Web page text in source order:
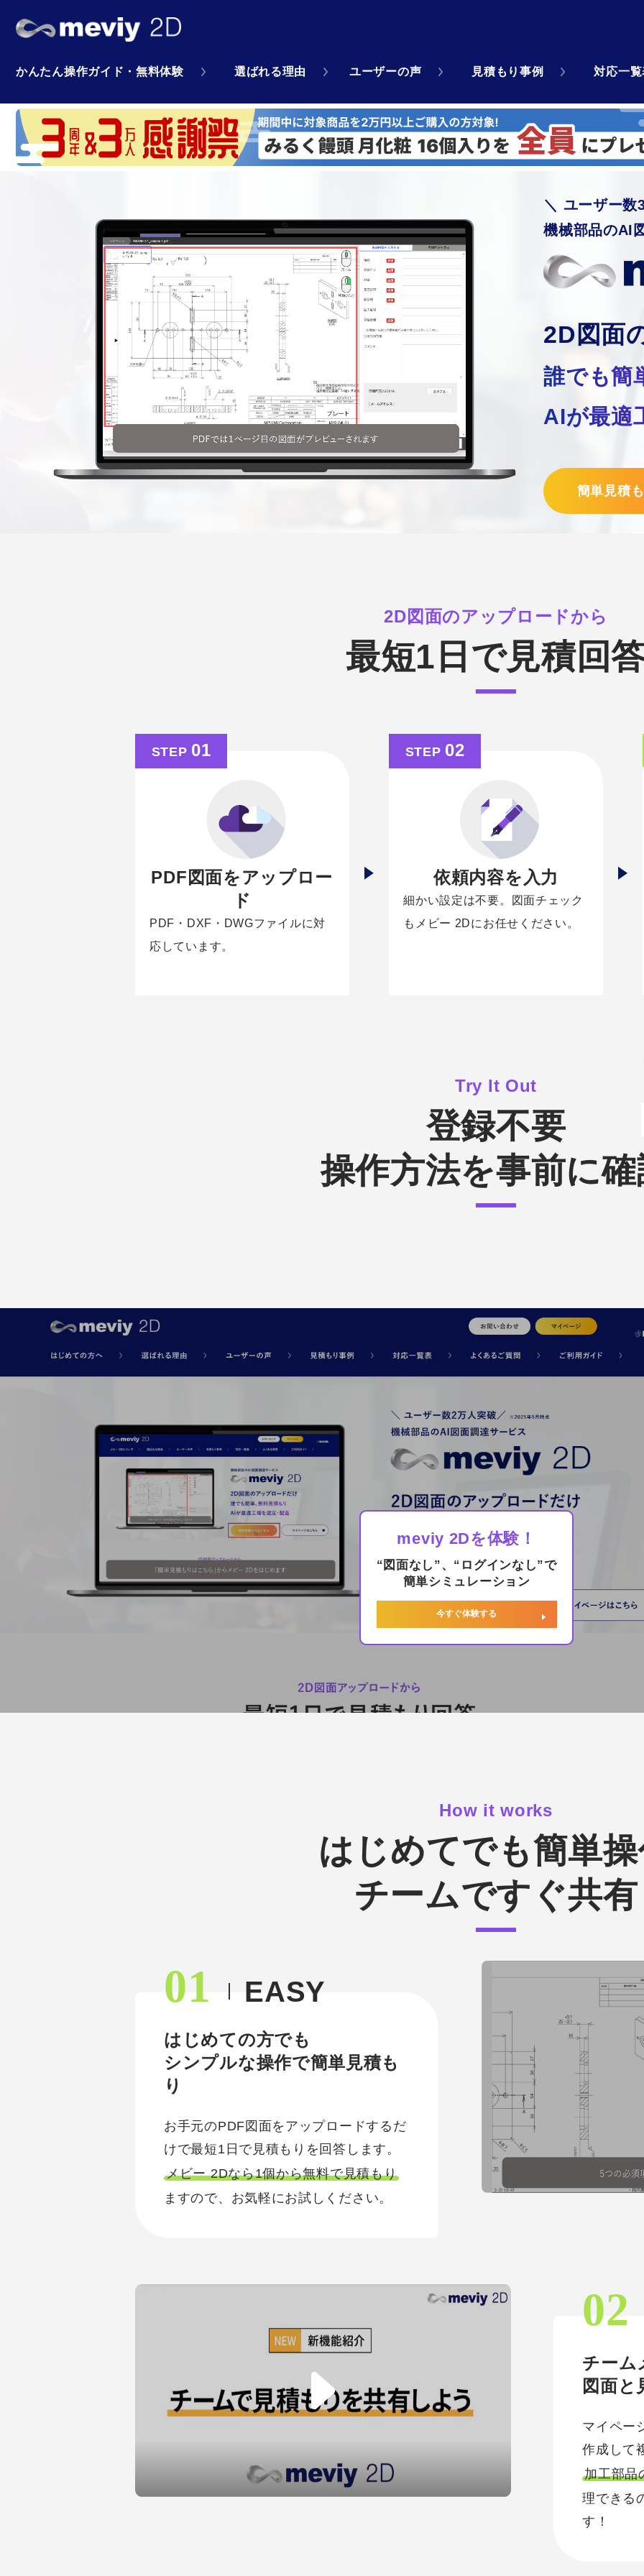
＼ ユーザー
機械部品のAI
2D図面
誰でも簡
AIが最適
簡単見積
2D図面のアップロードから
最短1日で見積回
STEP 01
PDF図面をアップロー
ド
PDF・DXF・DWGファイルに対
応しています。
STEP 02
依頼内容を入力
細かい設定は不要。図面チェック
もメビー 2Dにお任せください。
Try It Out
登録不要
操作方法を事前に
meviy 2Dを体験！
“図面なし”、“ログインなし”で
簡単シミュレーション
今すぐ体験する
How it works
はじめてでも簡単
チームですぐ共有
01 EASY
はじめての方でも
シンプルな操作で簡単見積も
り
お手元のPDF図面をアップロードするだ
けで最短1日で見積もりを回答します。
メビー 2Dなら1個から無料で見積もり
ますので、お気軽にお試しください。
02
チーム
図面と
マイペー
作成して
加工部品
理できる
す！
かんたん操作ガイド・無料体験 選ばれる理由 ユーザーの声 見積もり事例 対応一